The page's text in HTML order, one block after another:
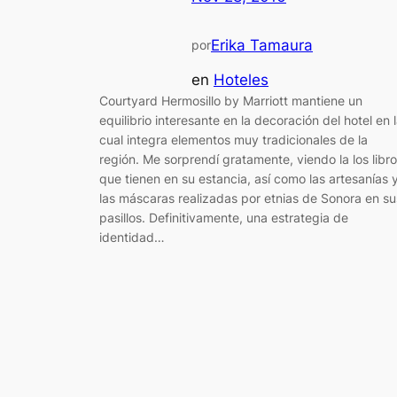
porErika Tamaura
en Hoteles
Courtyard Hermosillo by Marriott mantiene un
equilibrio interesante en la decoración del hotel en
cual integra elementos muy tradicionales de la
región. Me sorprendí gratamente, viendo la los
que tienen en su estancia, así como las artesanías y
las máscaras realizadas por etnias de Sonora en
pasillos. Definitivamente, una estrategia de
identidad…